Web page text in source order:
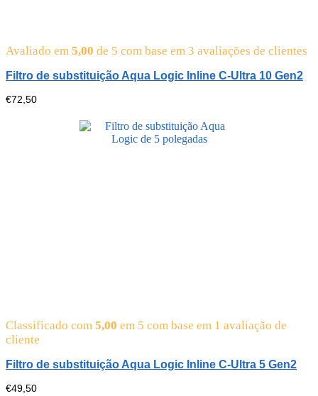
Avaliado em 5,00 de 5 com base em 3 avaliações de clientes
Filtro de substituição Aqua Logic Inline C-Ultra 10 Gen2
€72,50
Classificado com 5,00 em 5 com base em 1 avaliação de
cliente
Filtro de substituição Aqua Logic Inline C-Ultra 5 Gen2
€49,50